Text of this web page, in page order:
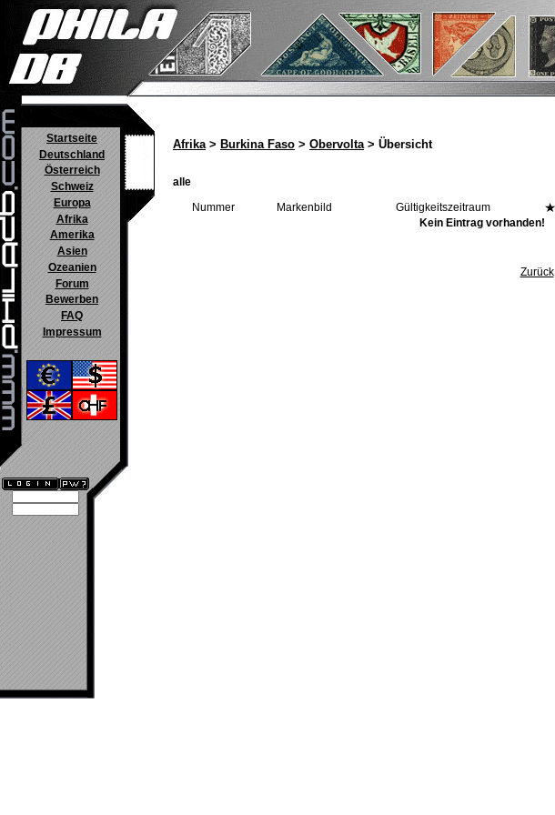
Startseite
Deutschland
Österreich
Schweiz
Europa
Afrika
Amerika
Asien
Ozeanien
Forum
Bewerben
FAQ
Impressum
Afrika> Burkina Faso > Obervolta> Übersicht
alle
Nummer Markenbild Gültigkeitszeitraum
Kein Eintrag vorhanden!
Zurück